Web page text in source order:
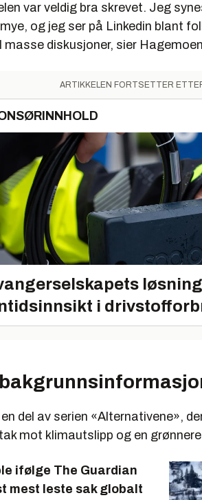
var veldig bra skrevet. Jeg
og jeg ser på Linkedin blant
masse diskusjoner, sier
ARTIKKELEN FORTSETTER
i
del av serien «Alternativene»,
mot klimautslipp og en
ifølge The Guardian
mest leste sak globalt